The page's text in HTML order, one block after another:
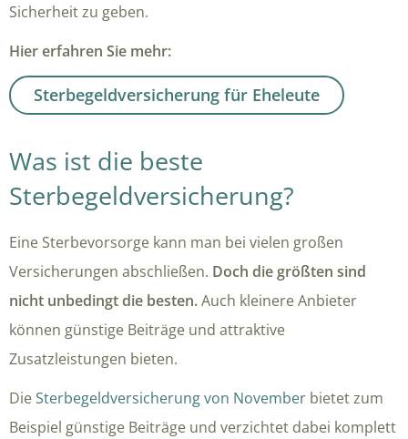
Sicherheit zu geben.
Hier erfahren Sie mehr:
Sterbegeldversicherung für Eheleute
Was ist die beste
Sterbegeldversicherung?
Eine Sterbevorsorge kann man bei vielen großen
Versicherungen abschließen. Doch die größten sind
nicht unbedingt die besten.Auch kleinere Anbieter
können günstige Beiträge und attraktive
Zusatzleistungen bieten.
DieSterbegeldversicherung von November bietet zum
Beispiel günstige Beiträge und verzichtet dabei komplett